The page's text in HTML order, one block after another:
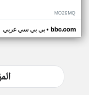
MO29MQ
بي بي سي عربي• bbc.com